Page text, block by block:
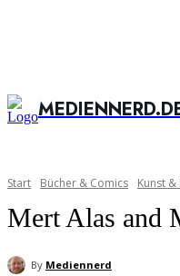
Start Bücher & Comics Kunst
Mert Alas and
By Mediennerd